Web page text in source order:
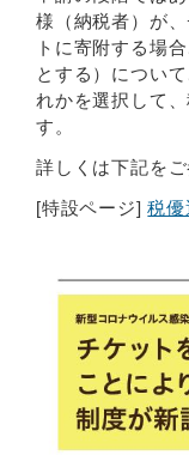
様（納税者）が
トに寄附する場
とする）につい
れかを選択して
す。
詳しくは下記をご
[特設ページ]税優